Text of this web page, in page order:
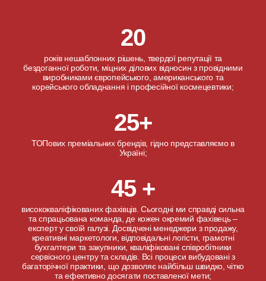
20
років нешаблонних рішень, твердої репутації та
бездоганної роботи, міцних ділових відносин з провідними
виробниками європейського, американського та
корейського обладнання і професійної космецевтики;
25+
ТОПових преміальних брендів, гідно представляємо в
Україні;
45 +
висококваліфікованих фахівців. Сьогодні ми справді сильна
та спрацьована команда, де кожен окремий фахівець –
експерт у своїй галузі. Досвідчені менеджери з продажу,
креативні маркетологи, відповідальні логісти, грамотні
бухгалтери та закупники, кваліфіковані співробітники
сервісного центру та складів. Всі процеси вибудовані з
багаторічної практики, що дозволяє найбільш швидко, чітко
та ефективно досягати поставленої мети;